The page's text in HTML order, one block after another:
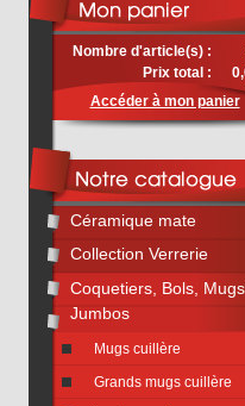
Nombre d'article(s) :
Prix total :
Accéder à mon panier
Céramique mate
Collection Verrerie
Coquetiers, Bols,
Jumbos
Mugs cuillère
Grands mugs cuillère